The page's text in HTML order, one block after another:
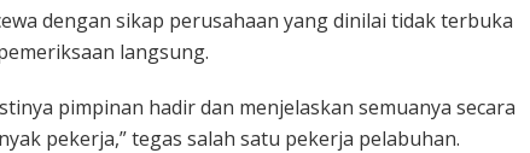
dengan sikap perusahaan yang dinilai tidak terbuka
langsung.
pimpinan hadir dan menjelaskan semuanya secara
pekerja,” tegas salah satu pekerja pelabuhan.